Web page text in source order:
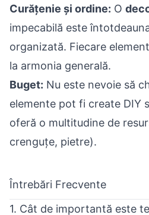
Curățenie și ordine: O
impecabilă este
organizată. Fiecare
la armonia generală.
Buget: Nu este nevoie să
elemente pot fi create DIY
oferă o multitudine de
crenguțe, pietre).
Întrebări Frecvente
1. Cât de importantă este